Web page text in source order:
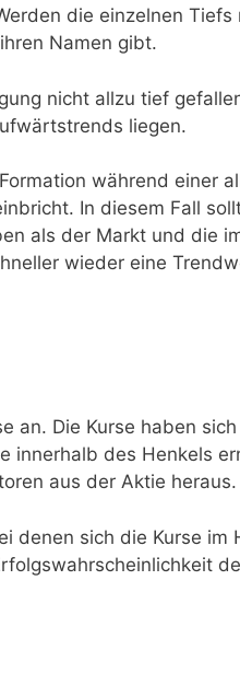
die einzelnen
Namen gibt.
nicht allzu tief
liegen.
während einer
In diesem Fall
als der Markt und die
wieder eine
an. Die Kurse haben
innerhalb des Henkels
aus der Aktie heraus.
denen sich die Kurse